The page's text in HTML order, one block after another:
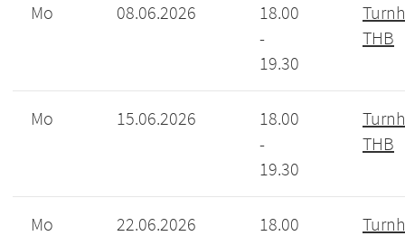
Mo 08.06.2026
18.00
-
19.30
THB
Mo 15.06.2026
18.00
-
19.30
THB
Mo 22.06.2026
18.00